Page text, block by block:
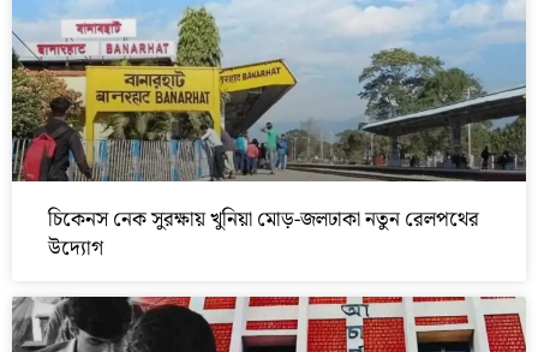
চিকেনস নেক সুরক্ষায় খুনিয়া মোড়-জলঢাকা নতুন রেলপথের
উদ্যোগ